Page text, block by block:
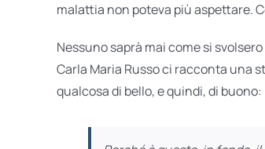
malattia non poteva più aspettare.
Nessuno saprà mai come si
Carla Maria Russo ci racconta una
qualcosa di bello, e quindi, di buono: